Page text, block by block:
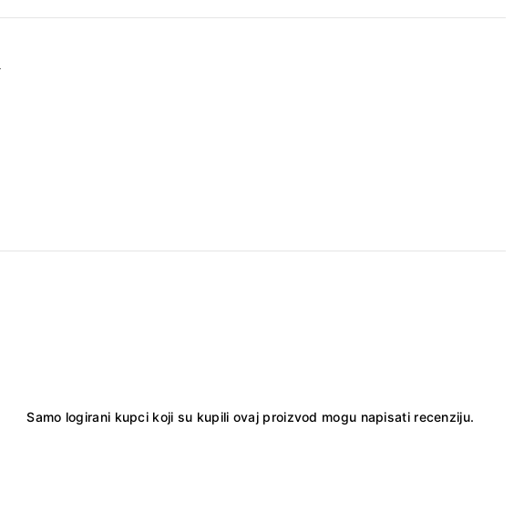
Samo logirani kupci koji su kupili ovaj proizvod mogu napisati recenziju.